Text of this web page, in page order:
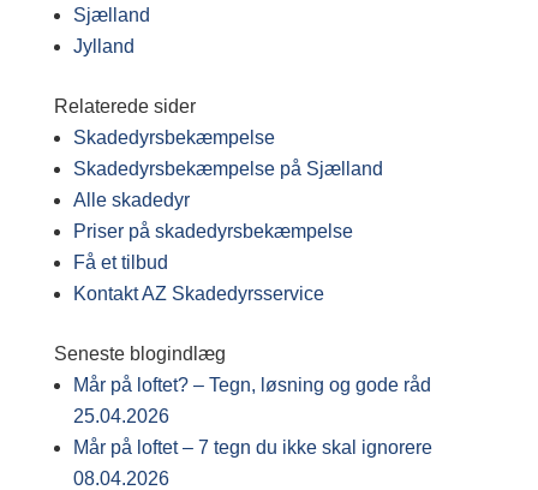
Sjælland
Jylland
Relaterede sider
Skadedyrsbekæmpelse
Skadedyrsbekæmpelse på Sjælland
Alle skadedyr
Priser på skadedyrsbekæmpelse
Få et tilbud
Kontakt AZ Skadedyrsservice
Seneste blogindlæg
Mår på loftet? – Tegn, løsning og gode råd
25.04.2026
Mår på loftet – 7 tegn du ikke skal ignorere
08.04.2026